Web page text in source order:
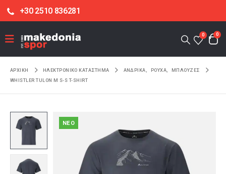
+30 2510 836281
0 0
ΑΡΧΙΚΉ ΗΛΕΚΤΡΟΝΙΚΌ ΚΑΤΆΣΤΗΜΑ ΑΝΔΡΙΚΑ ΡΟΥΧΑ
ΜΠΛΟΥΖΕΣ
WHISTLER TULON M S-S T-SHIRT
NEO